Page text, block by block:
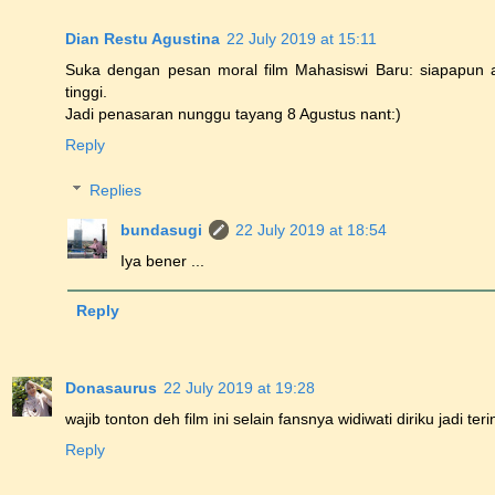
Dian Restu Agustina 22 July 2019 at 15:11
Suka dengan pesan moral film Mahasiswi Baru:
tinggi.
Jadi penasaran nunggu tayang 8 Agustus nant:)
Reply
Replies
bundasugi
22 July 2019 at 18:54
Iya bener ...
Reply
Donasaurus 22 July 2019 at 19:28
wajib tonton deh film ini selain fansnya widiwati diriku jadi
Reply